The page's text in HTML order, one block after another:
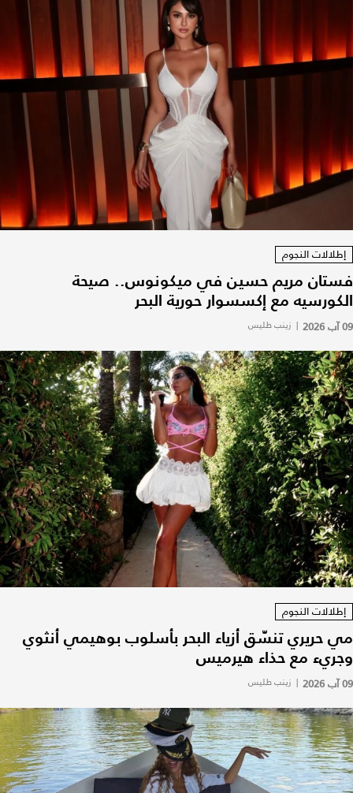
إطلالات النجوم
فستان مريم حسين في ميكونوس.. صيحة
الكورسيه مع إكسسوار حورية البحر
09 آب 2026 | زينب طليس
إطلالات النجوم
مي حريري تنسّق أزياء البحر بأسلوب بوهيمي أنثوي
وجريء مع حذاء هيرميس
09 آب 2026 | زينب طليس